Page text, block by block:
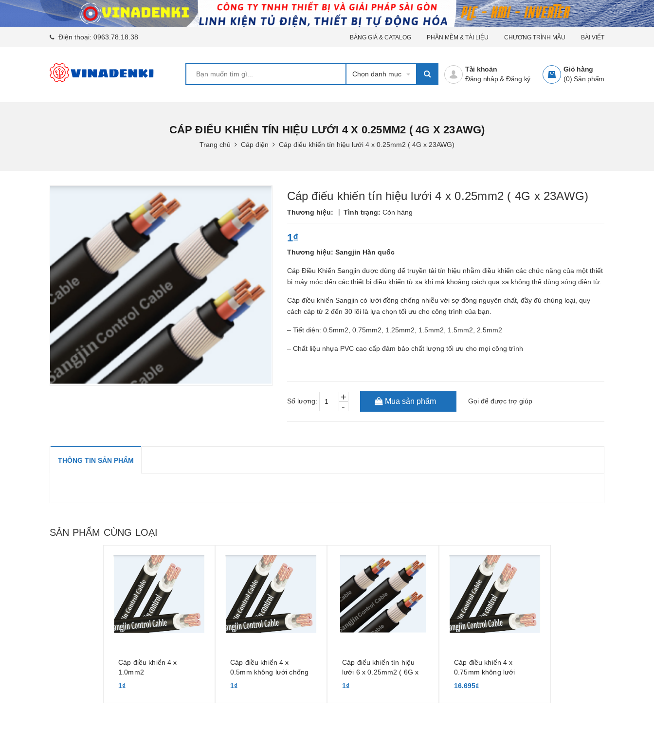
Điện thoại: 0963.78.18.38 BẢNG GIÁ & CATALOG PHẦN MỀM & TÀI LIỆU CHƯƠNG TRÌNH MẪU BÀI VIẾT
Chọn danh mục
Giỏ hàng
(0) Sản phẩm
Tài khoản
Đăng nhập& Đăng ký
CÁP ĐIỂU KHIỂN TÍN HIỆU LƯỚI 4 X 0.25MM2 ( 4G X 23AWG)
Trang chủ Cáp điện Cáp điểu khiển tín hiệu lưới 4 x 0.25mm2 ( 4G x 23AWG)
Cáp điểu khiển tín hiệu lưới 4 x 0.25mm2 ( 4G x 23AWG)
Thương hiệu: | Tình trạng: Còn hàng
1₫
Thương hiệu: Sangjin Hàn quốc
Cáp Điều Khiển Sangjin được dùng để truyền tải tín hiệu nhằm điều khiển các chức năng của một thiết
bị máy móc đến các thiết bị điều khiển từ xa khi mà khoảng cách qua xa không thể dùng sóng điện từ.
Cáp điều khiển Sangjin có lưới đồng chống nhiễu với sợ đồng nguyên chất, đầy đủ chủng loại, quy
cách cáp từ 2 đến 30 lõi là lựa chọn tối ưu cho công trình của bạn.
– Tiết diện: 0.5mm2, 0.75mm2, 1.25mm2, 1.5mm2, 1.5mm2, 2.5mm2
– Chất liệu nhựa PVC cao cấp đảm bảo chất lượng tối ưu cho mọi công trình
Số lượng: -
+ Mua sản phẩm Gọi để được trợ giúp
THÔNG TIN SẢN PHẨM
SẢN PHẨM CÙNG LOẠI
Cáp điều khiển 4 x
1.0mm2
1₫
Cáp điều khiển 4 x
0.5mm không lưới chống
nhiễu
1₫
Cáp điểu khiển tín hiệu
lưới 6 x 0.25mm2 ( 6G x
23AWG)
1₫
Cáp điều khiển 4 x
0.75mm không lưới
chống nhiễu
16.695₫